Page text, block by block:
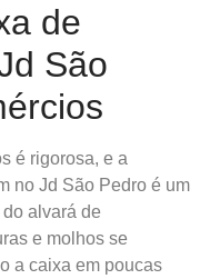
de
São
é rigorosa, e a
no Jd São Pedro é um
alvará de
e molhos se
a caixa em poucas